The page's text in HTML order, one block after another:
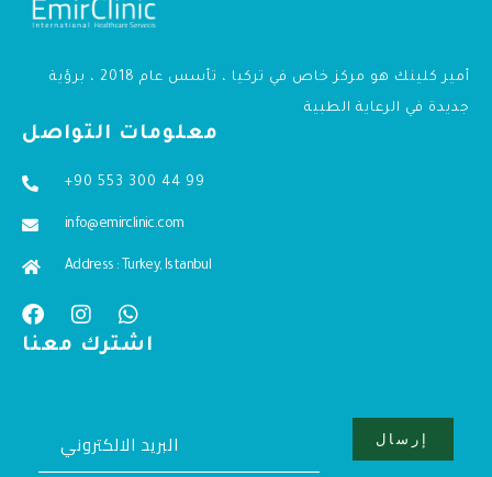
أمير كلينك هو مركز خاص في تركيا ، تأسس عام 2018 ، برؤية
جديدة في الرعاية الطبية
معلومات التواصل
+90 553 300 44 99
info@emirclinic.com
Address : Turkey, Istanbul
اشترك معنا